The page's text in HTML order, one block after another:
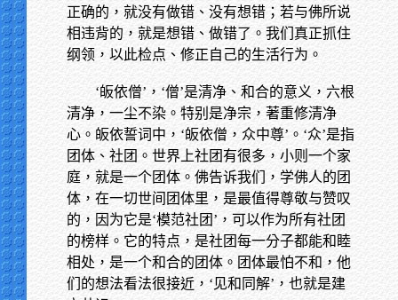
正确的，就没有做错、没有想错；若与佛所说
相违背的，就是想错、做错了。我们真正抓住
纲领，以此检点、修正自己的生活行为。
‘皈依僧’，‘僧’是清净、和合的意义，六根
清净，一尘不染。特别是净宗，著重修清净
心。皈依誓词中，‘皈依僧，众中尊’。‘众’是指
团体、社团。世界上社团有很多，小则一个家
庭，就是一个团体。佛告诉我们，学佛人的团
体，在一切世间团体里，是最值得尊敬与赞叹
的，因为它是‘模范社团’，可以作为所有社团
的榜样。它的特点，是社团每一分子都能和睦
相处，是一个和合的团体。团体最怕不和，他
们的想法看法很接近，‘见和同解’，也就是建